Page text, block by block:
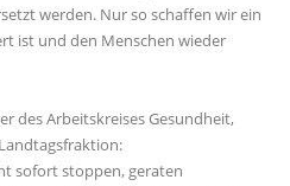
werden. Nur so schaffen wir ein
ist und den Menschen wieder
des Arbeitskreises Gesundheit,
sofort stoppen, geraten